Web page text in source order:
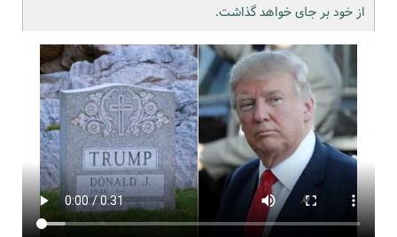
از خود بر جای خواهد گذاشت.